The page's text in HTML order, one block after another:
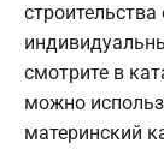
смотрите в
можно
материнский